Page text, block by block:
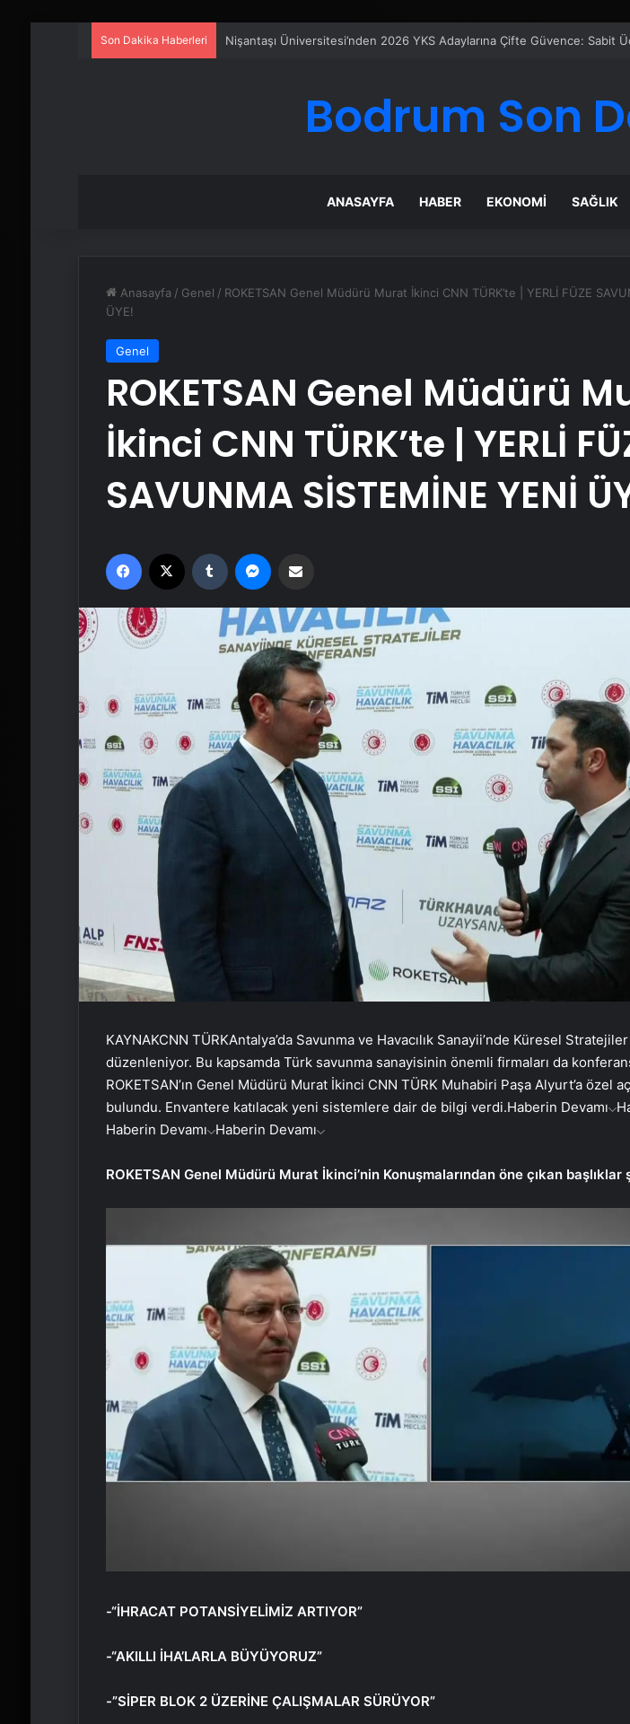
Son Dakika Haberleri Eşya Depolama Rehberi
Bodrum Son
ANASAYFA HABER EKONOMI SAĞLIK
Anasayfa / Genel / ROKETSAN Genel Müdürü Murat İkinci CNN TÜRK’te | YERLİ FÜZE
ÜYE!
Genel
ROKETSAN Genel Müdürü
İkinci CNN TÜRK’te | YERLİ
SAVUNMA SİSTEMİNE YENİ
Facebook Tumblr
KAYNAKCNN TÜRKAntalya’da Savunma ve Havacılık Sanayii’nde Küresel
düzenleniyor. Bu kapsamda Türk savunma sanayisinin önemli firmaları da
ROKETSAN’ın Genel Müdürü Murat İkinci CNN TÜRK Muhabiri Paşa Alyurt’a özel
bulundu. Envantere katılacak yeni sistemlere dair de bilgi verdi.Haberin Devamı
Haberin Devamı Haberin Devamı
ROKETSAN Genel Müdürü Murat İkinci’nin Konuşmalarından öne çıkan başlıklar
-“İHRACAT POTANSİYELİMİZ ARTIYOR”
-“AKILLI İHA’LARLA BÜYÜYORUZ”
-”SİPER BLOK 2 ÜZERİNE ÇALIŞMALAR SÜRÜYOR”